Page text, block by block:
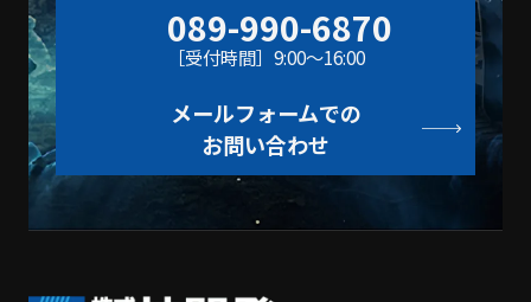
089-990-6870
［受付時間］9:00〜16:00
メールフォームでの
お問い合わせ